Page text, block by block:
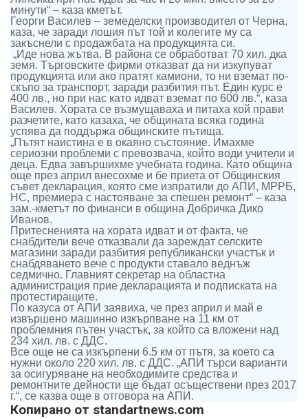
минути“ – каза кметът.
Георги Василев – земеделски производител от Черна,
каза, че заради лошия път той и колегите му са
закъснели с продажбата на продукцията си.
„Иде нова жътва. В района се обработват 70 хил. дка
земя. Търговските фирми отказват да ни изкупуват
продукцията или ако пратят камиони, то ни вземат по-
скъпо за транспорт, заради разбития път. Един курс е
400 лв., но при нас като идват вземат по 600 лв.“, каза
Василев. Хората се възмущаваха и питаха кой прави
разчетите, като казаха, че общината всяка година
успява да поддържа общинските пътища.
„Пътят наистина е в окаяно състояние. Имахме
сериозни проблеми с превозвача, който води учители и
деца. Едва завършихме учебната година. Като община
още през април внесохме и бе приета от Общинския
съвет декларация, която сме изпратили до АПИ, МРРБ,
НС, премиера с настояване за спешен ремонт“ – каза
зам.-кметът по финанси в община Добричка Дико
Иванов.
Притесненията на хората идват и от факта, че
снабдители вече отказвали да зареждат селските
магазини заради разбития републикански участък и
снабдяването вече с продукти ставало веднъж
седмично. Главният секретар на областна
администрация прие декларацията и подписката на
протестиращите.
По казуса от АПИ заявиха, че през април и май е
извършено машинно изкърпване на 11 км от
проблемния пътен участък, за който са вложени над
234 хил. лв. с ДДС.
Все още не са изкърпени 6.5 км от пътя, за което са
нужни около 220 хил. лв. с ДДС. „АПИ търси варианти
за осигуряване на необходимите средства и
ремонтните дейности ще бъдат осъществени през 2017
г.“, се казва още в отговора на АПИ.
Копирано от standartnews.com